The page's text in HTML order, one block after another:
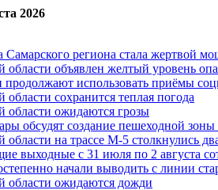
2026
региона стала жертвой
области объявлен желтый уровень
использовать приёмы
области сохранится теплая погода
области ожидаются грозы
обсудят создание пешеходной
области на трассе М-5 столкнулись
выходные с 31 июля по 2 августа
начали выводить с линии
области ожидаются дожди